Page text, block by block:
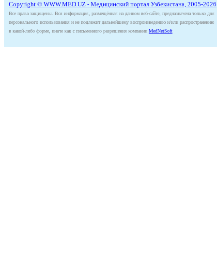
Copyright © WWW.MED.UZ - Медицинский портал Узбекистана, 2005-2026
Все права защищены. Вся информация, размещённая на данном веб-сайте, предназначена только для
персонального использования и не подлежит дальнейшему воспроизведению и/или распространению
в какой-либо форме, иначе как с письменного разрешения компании MedNetSoft